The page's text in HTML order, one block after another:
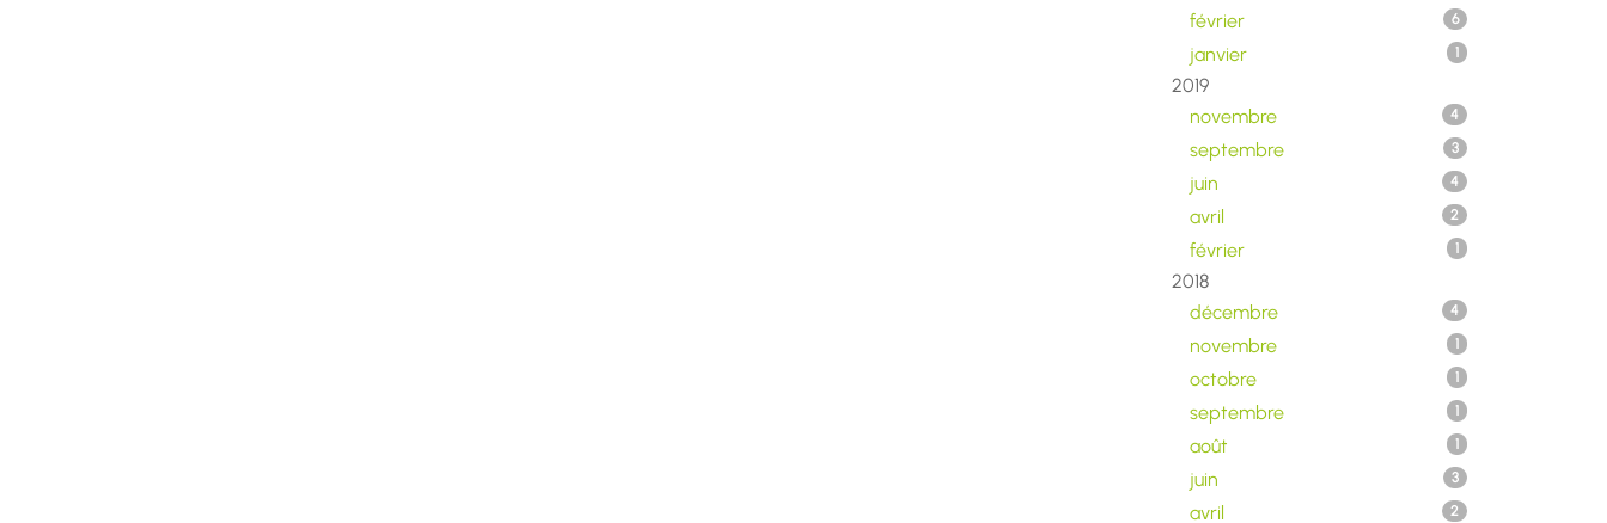
février 6
janvier 1
2019
novembre
4
septembre 3
juin 4
avril 2
février 1
2018
décembre
4
novembre 1
octobre 1
septembre 1
août 1
juin 3
avril 2